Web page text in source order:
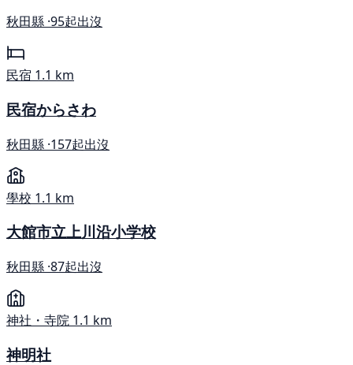
秋田縣 ·95起出沒
民宿 1.1 km
民宿からさわ
秋田縣 ·157起出沒
學校 1.1 km
大館市立上川沿小学校
秋田縣 ·87起出沒
神社・寺院 1.1 km
神明社